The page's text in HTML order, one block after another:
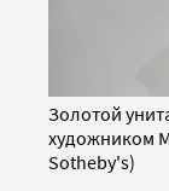
Золотой
художником
Sotheby's)